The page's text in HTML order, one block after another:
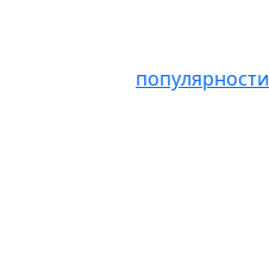
популярности